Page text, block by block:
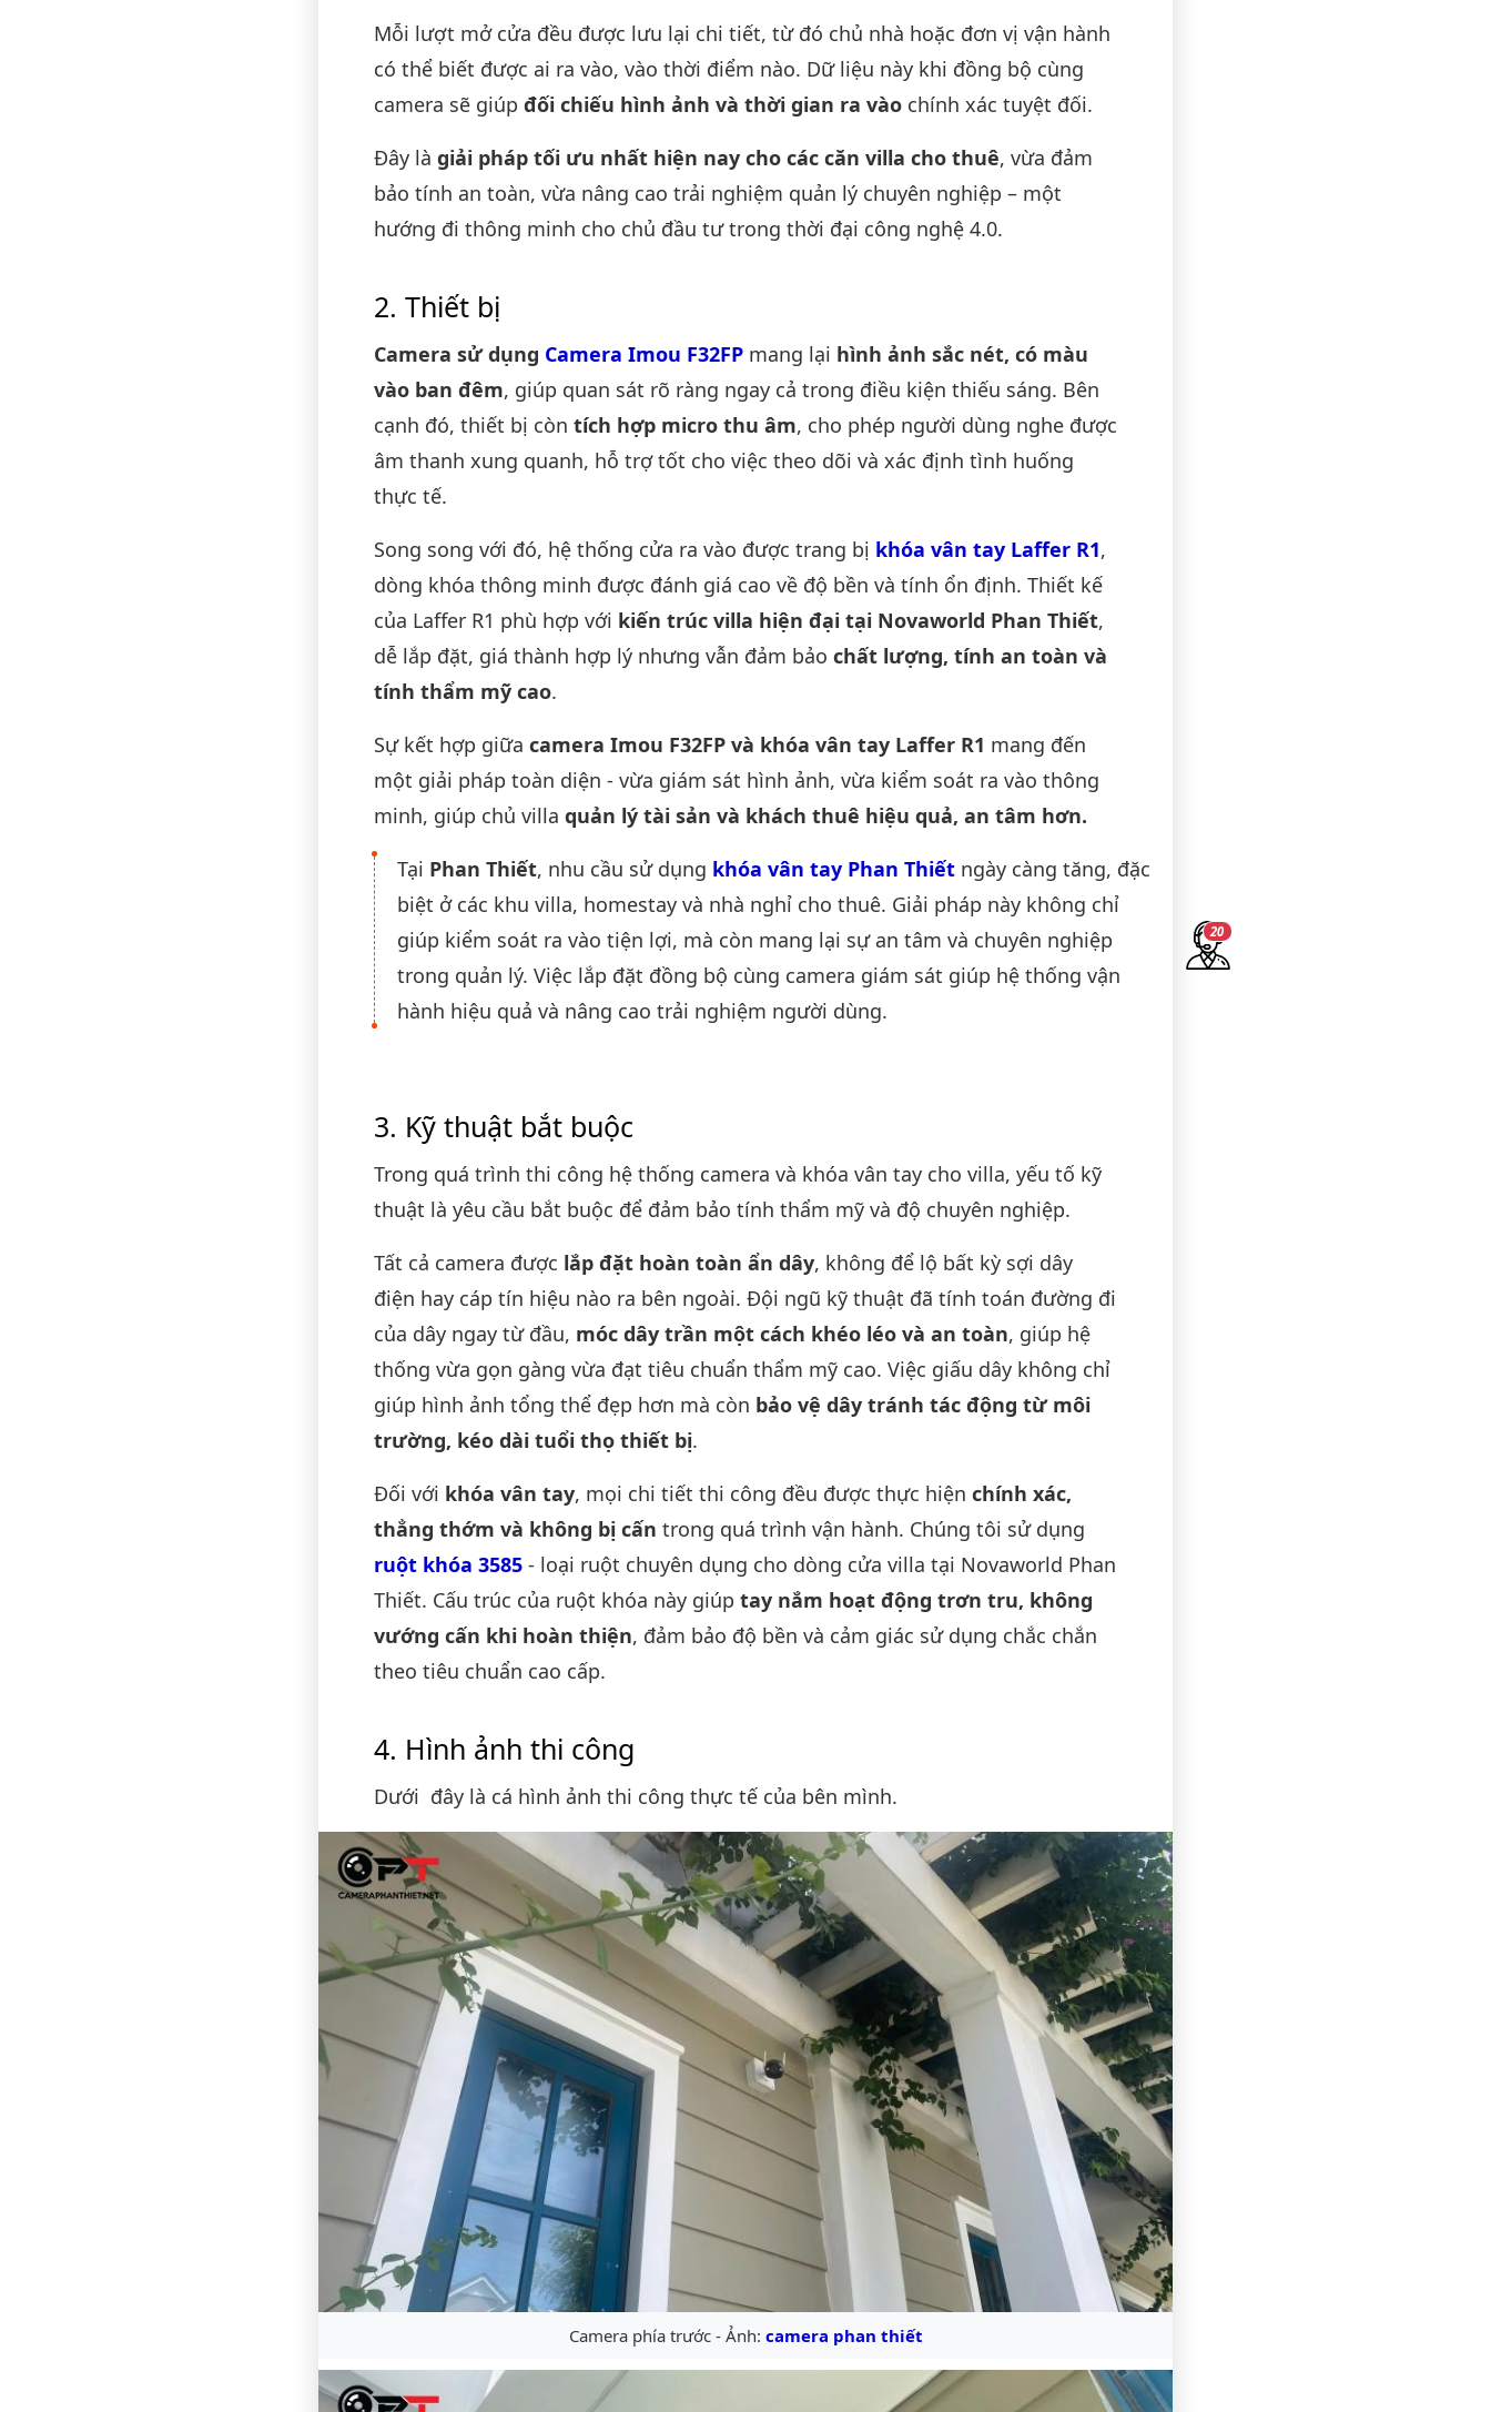
19
Mỗi lượt mở cửa đều được lưu lại chi tiết, từ đó chủ nhà hoặc đơn vị vận hành
có thể biết được ai ra vào, vào thời điểm nào. Dữ liệu này khi đồng bộ cùng
camera sẽ giúp đối chiếu hình ảnh và thời gian ra vào chính xác tuyệt đối.
Đây là giải pháp tối ưu nhất hiện nay cho các căn villa cho thuê, vừa đảm
bảo tính an toàn, vừa nâng cao trải nghiệm quản lý chuyên nghiệp – một
hướng đi thông minh cho chủ đầu tư trong thời đại công nghệ 4.0.
Thiết bị
Camera sử dụng Camera Imou F32FP mang lại hình ảnh sắc nét, có màu
vào ban đêm, giúp quan sát rõ ràng ngay cả trong điều kiện thiếu sáng. Bên
cạnh đó, thiết bị còn tích hợp micro thu âm, cho phép người dùng nghe được
âm thanh xung quanh, hỗ trợ tốt cho việc theo dõi và xác định tình huống
thực tế.
Song song với đó, hệ thống cửa ra vào được trang bị khóa vân tay Laffer R1,
dòng khóa thông minh được đánh giá cao về độ bền và tính ổn định. Thiết kế
của Laffer R1 phù hợp với kiến trúc villa hiện đại tại Novaworld Phan Thiết,
dễ lắp đặt, giá thành hợp lý nhưng vẫn đảm bảo chất lượng, tính an toàn và
tính thẩm mỹ cao.
Sự kết hợp giữa camera Imou F32FP và khóa vân tay Laffer R1 mang đến
một giải pháp toàn diện - vừa giám sát hình ảnh, vừa kiểm soát ra vào thông
minh, giúp chủ villa quản lý tài sản và khách thuê hiệu quả, an tâm hơn.
Tại Phan Thiết, nhu cầu sử dụng khóa vân tay Phan Thiết ngày càng tăng, đặc
biệt ở các khu villa, homestay và nhà nghỉ cho thuê. Giải pháp này không chỉ
giúp kiểm soát ra vào tiện lợi, mà còn mang lại sự an tâm và chuyên nghiệp
trong quản lý. Việc lắp đặt đồng bộ cùng camera giám sát giúp hệ thống vận
hành hiệu quả và nâng cao trải nghiệm người dùng.
Kỹ thuật bắt buộc
Trong quá trình thi công hệ thống camera và khóa vân tay cho villa, yếu tố kỹ
thuật là yêu cầu bắt buộc để đảm bảo tính thẩm mỹ và độ chuyên nghiệp.
Tất cả camera được lắp đặt hoàn toàn ẩn dây, không để lộ bất kỳ sợi dây
điện hay cáp tín hiệu nào ra bên ngoài. Đội ngũ kỹ thuật đã tính toán đường đi
của dây ngay từ đầu, móc dây trần một cách khéo léo và an toàn, giúp hệ
thống vừa gọn gàng vừa đạt tiêu chuẩn thẩm mỹ cao. Việc giấu dây không chỉ
giúp hình ảnh tổng thể đẹp hơn mà còn bảo vệ dây tránh tác động từ môi
trường, kéo dài tuổi thọ thiết bị.
Đối với khóa vân tay, mọi chi tiết thi công đều được thực hiện chính xác,
thẳng thớm và không bị cấn trong quá trình vận hành. Chúng tôi sử dụng
ruột khóa 3585 - loại ruột chuyên dụng cho dòng cửa villa tại Novaworld Phan
Thiết. Cấu trúc của ruột khóa này giúp tay nắm hoạt động trơn tru, không
vướng cấn khi hoàn thiện, đảm bảo độ bền và cảm giác sử dụng chắc chắn
theo tiêu chuẩn cao cấp.
Hình ảnh thi công
Dưới đây là cá hình ảnh thi công thực tế của bên mình.
Camera phía trước - Ảnh: camera phan thiết